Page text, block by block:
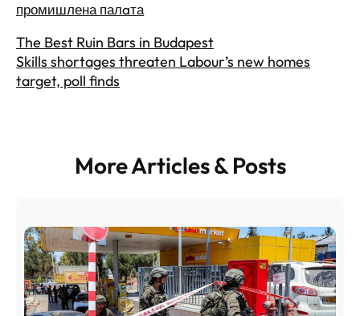
промишлена палaта
The Best Ruin Bars in Budapest
Skills shortages threaten Labour’s new homes
target, poll finds
More Articles & Posts